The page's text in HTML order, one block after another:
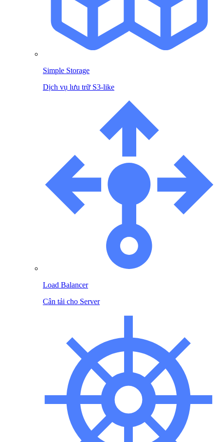
Simple Storage
Dịch vụ lưu trữ S3-like
Load Balancer
Cân tải cho Server